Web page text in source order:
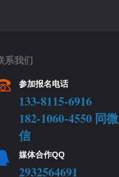
系我们
参加报名电话
133-8115-6916
182-1060-4550 同微
信
媒体合作QQ
2932564691